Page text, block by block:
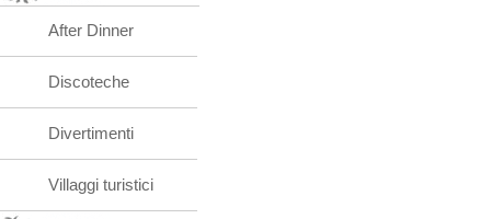
After Dinner
Discoteche
Divertimenti
Villaggi turistici